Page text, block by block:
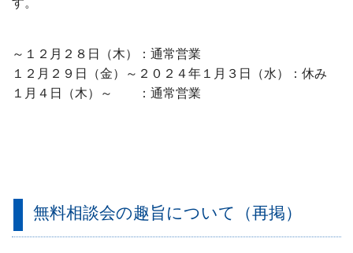
す。
～１２月２８日（木）：通常営業
１２月２９日（金）～２０２４年１月３日（水）：休み
１月４日（木）～ ：通常営業
無料相談会の趣旨について（再掲）